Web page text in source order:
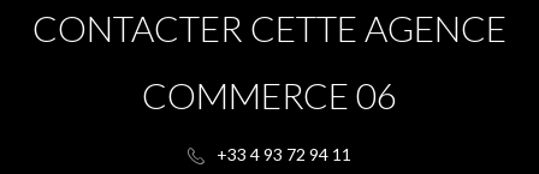
CONTACTER CETTE AGENCE
COMMERCE 06
+33 4 93 72 94 11